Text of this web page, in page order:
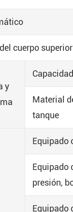
cuerpo superior
y
Capacidad
Material
tanque
Equipado
Equipado
presión,
Equipado